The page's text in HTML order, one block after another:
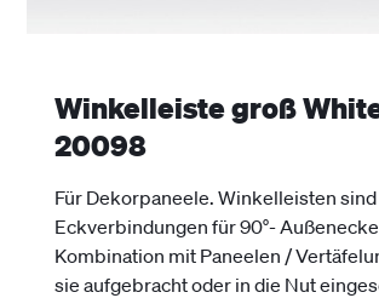
Winkelleiste groß
20098
Für Dekorpaneele. Winkelleisten
Eckverbindungen für 90°-
Kombination mit Paneelen /
sie aufgebracht oder in die Nut